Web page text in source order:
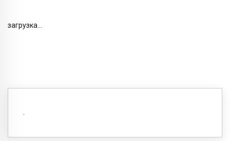
загрузка...